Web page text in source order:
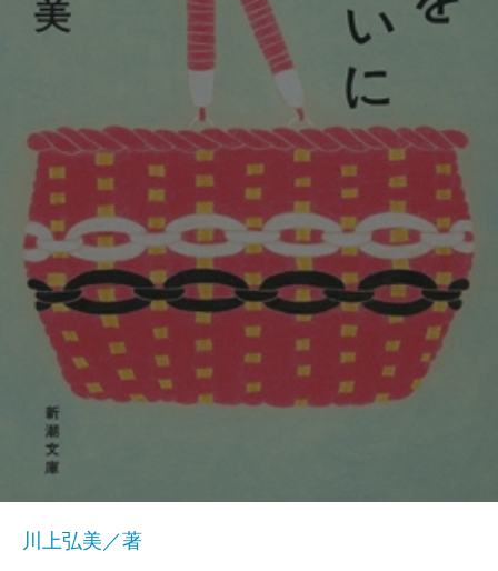
川上弘美／著